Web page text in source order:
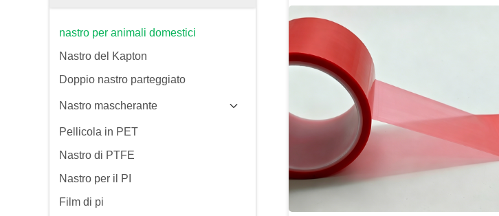
nastro per animali domestici
Nastro del Kapton
Doppio nastro parteggiato
Nastro mascherante
Pellicola in PET
Nastro di PTFE
Nastro per il PI
Film di pi